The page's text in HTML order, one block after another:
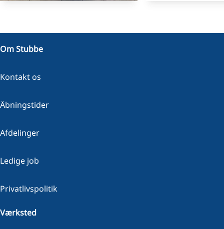
EL
10.906 KM
Om Stubbe
Kontakt os
Åbningstider
Afdelinger
Ledige job
Privatlivspolitik
Værksted